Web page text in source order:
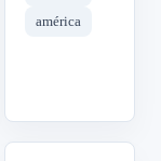
américa